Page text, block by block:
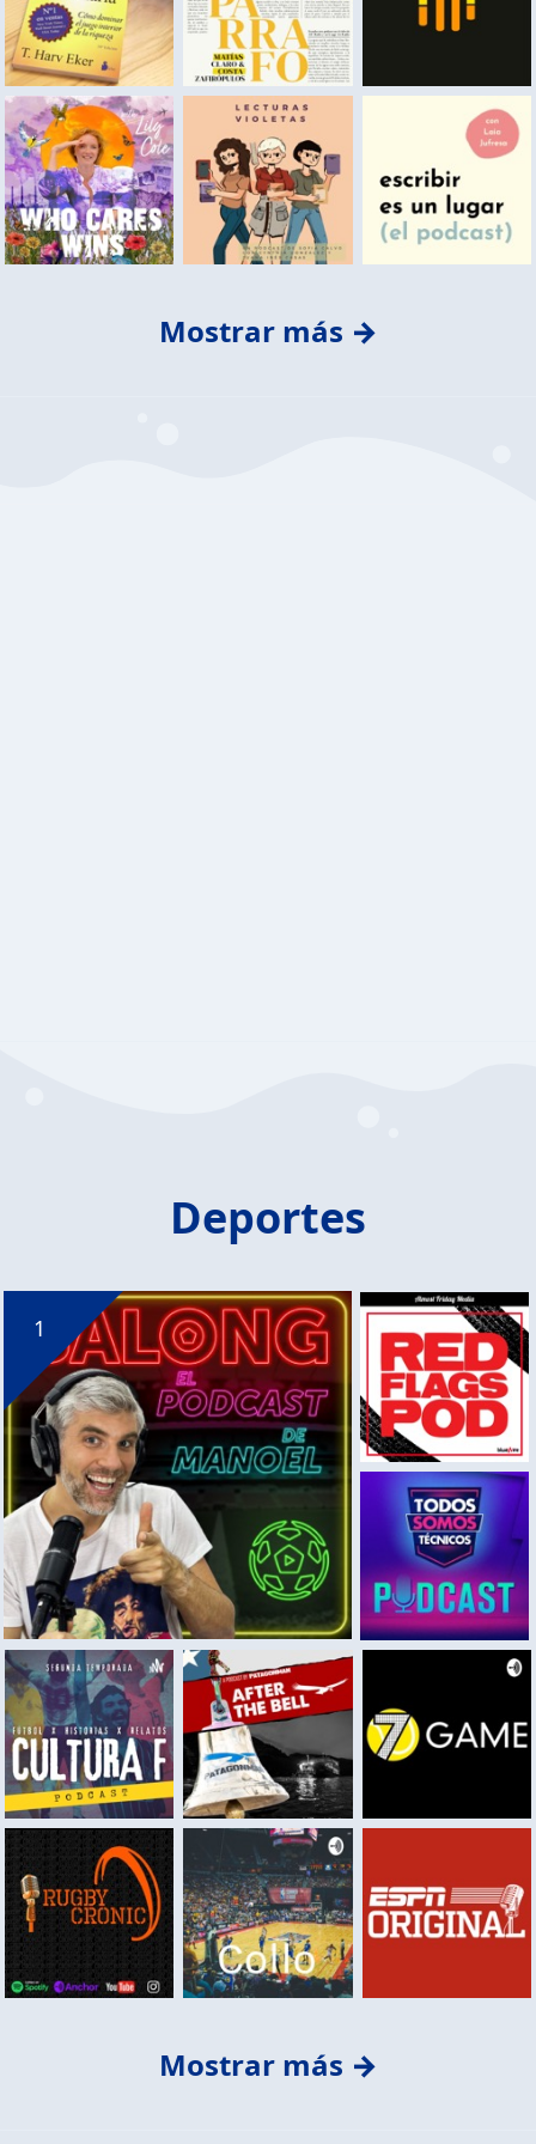
Mostrar más →
Deportes
Mostrar más →